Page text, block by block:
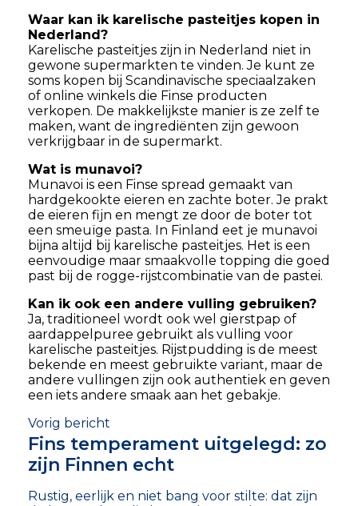
Waar kan ik karelische pasteitjes kopen in
Nederland?
Karelische pasteitjes zijn in Nederland niet in
gewone supermarkten te vinden. Je kunt ze
soms kopen bij Scandinavische speciaalzaken
of online winkels die Finse producten
verkopen. De makkelijkste manier is ze zelf te
maken, want de ingrediënten zijn gewoon
verkrijgbaar in de supermarkt.
Wat is munavoi?
Munavoi is een Finse spread gemaakt van
hardgekookte eieren en zachte boter. Je prakt
de eieren fijn en mengt ze door de boter tot
een smeuïge pasta. In Finland eet je munavoi
bijna altijd bij karelische pasteitjes. Het is een
eenvoudige maar smaakvolle topping die goed
past bij de rogge-rijstcombinatie van de pastei.
Kan ik ook een andere vulling gebruiken?
Ja, traditioneel wordt ook wel gierstpap of
aardappelpuree gebruikt als vulling voor
karelische pasteitjes. Rijstpudding is de meest
bekende en meest gebruikte variant, maar de
andere vullingen zijn ook authentiek en geven
een iets andere smaak aan het gebakje.
Vorig bericht
Fins temperament uitgelegd: zo
zijn Finnen echt
Rustig, eerlijk en niet bang voor stilte: dat zijn